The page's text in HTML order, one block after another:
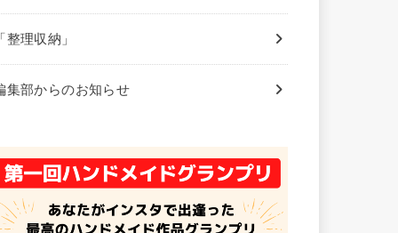
整理収納」
集部からのお知らせ